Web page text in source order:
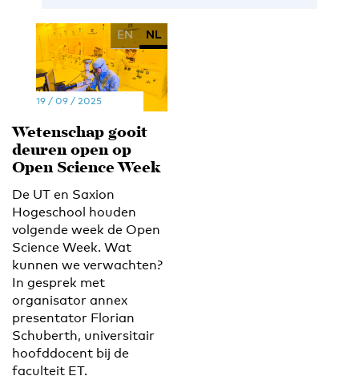
EN NL
19 / 09 / 2025
Wetenschap gooit
deuren open op
Open Science Week
De UT en Saxion
Hogeschool houden
volgende week de Open
Science Week. Wat
kunnen we verwachten?
In gesprek met
organisator annex
presentator Florian
Schuberth, universitair
hoofddocent bij de
faculteit ET.